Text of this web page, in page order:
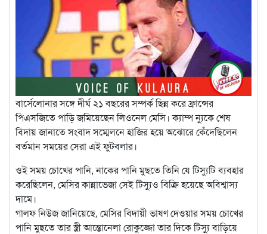
বার্সেলোনার সঙ্গে দীর্ঘ ২১ বছরের সম্পর্ক ছিন্ন করে ফ্রান্সের
পিএসজিতে পাড়ি জমিয়েছেন লিওনেল মেসি। ক্যাম্প ন্যুকে শেষ
বিদায় জানাতে সংবাদ সম্মেলনে হাজির হয়ে অঝোরে কেঁদেছিলেন
বর্তমান সময়ের সেরা এই ফুটবলার।
ওই সময় চোখের পানি, নাকের পানি মুছতে তিনি যে টিস্যুটি ব্যবহার
করেছিলেন, মেসির কান্নাভেজা সেই টিস্যুও বিক্রি হয়েছে অবিশ্বাস্য
দামে।
গালফ নিউজ জানিয়েছে, মেসির বিদায়ী ভাষণ দেওয়ার সময় চোখের
পানি মুছতে তার স্ত্রী আন্তোনেলা রোকুজ্জো তার দিকে টিস্যু বাড়িয়ে